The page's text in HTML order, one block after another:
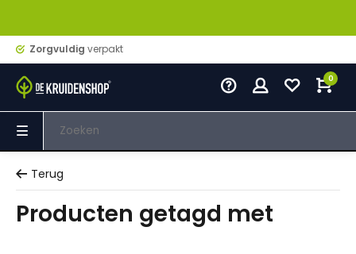
Zorgvuldig verpakt
0
Terug
Producten getagd met